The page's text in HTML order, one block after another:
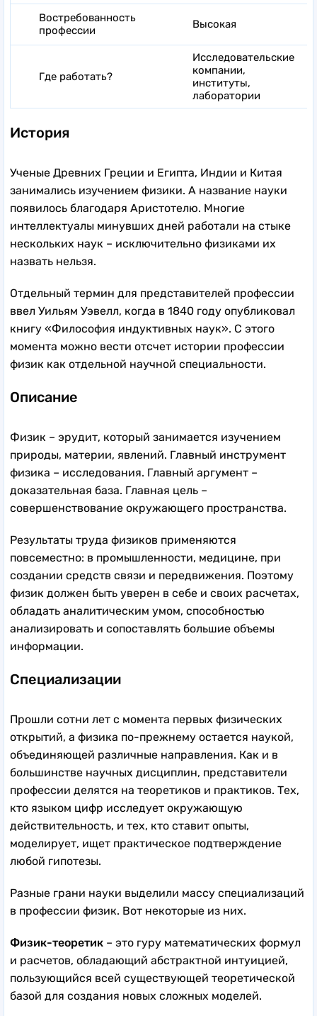
Востребованность
профессии
Высокая
Где работать?
Исследовательские
компании,
институты,
лаборатории
История
Ученые Древних Греции и Египта, Индии и Китая
занимались изучением физики. А название науки
появилось благодаря Аристотелю. Многие
интеллектуалы минувших дней работали на стыке
нескольких наук – исключительно физиками их
назвать нельзя.
Отдельный термин для представителей профессии
ввел Уильям Уэвелл, когда в 1840 году опубликовал
книгу «Философия индуктивных наук». С этого
момента можно вести отсчет истории профессии
физик как отдельной научной специальности.
Описание
Физик – эрудит, который занимается изучением
природы, материи, явлений. Главный инструмент
физика – исследования. Главный аргумент –
доказательная база. Главная цель –
совершенствование окружающего пространства.
Результаты труда физиков применяются
повсеместно: в промышленности, медицине, при
создании средств связи и передвижения. Поэтому
физик должен быть уверен в себе и своих расчетах,
обладать аналитическим умом, способностью
анализировать и сопоставлять большие объемы
информации.
Специализации
Прошли сотни лет с момента первых физических
открытий, а физика по-прежнему остается наукой,
объединяющей различные направления. Как и в
большинстве научных дисциплин, представители
профессии делятся на теоретиков и практиков. Тех,
кто языком цифр исследует окружающую
действительность, и тех, кто ставит опыты,
моделирует, ищет практическое подтверждение
любой гипотезы.
Разные грани науки выделили массу специализаций
в профессии физик. Вот некоторые из них.
Физик-теоретик – это гуру математических формул
и расчетов, обладающий абстрактной интуицией,
пользующийся всей существующей теоретической
базой для создания новых сложных моделей.